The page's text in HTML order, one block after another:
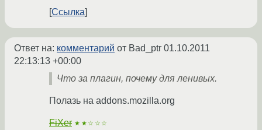
Ссылка
Ответ на: комментарий от Bad_ptr 01.10.2011
22:13:13 +00:00
Что за плагин, почему для ленивых.
Полазь на addons.mozilla.org
FiXer ★★☆☆☆